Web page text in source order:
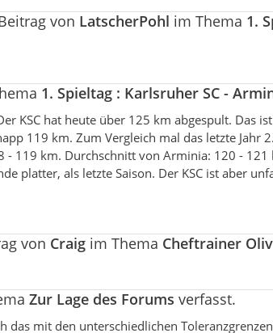
von LatscherPohl im Thema 1.
1. Spieltag : Karlsruher SC -
KSC hat heute über 125 km abgespult. Das
119 km. Zum Vergleich mal das letzte Jahr
- 119 km. Durchschnitt von Arminia: 120 -
platter, als letzte Saison. Der KSC ist aber
von Craig im Thema Cheftrainer
Zur Lage des Forums verfasst.
das mit den unterschiedlichen